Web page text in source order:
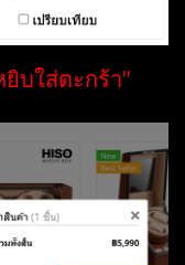
ยิบใส่ตะกร้า"